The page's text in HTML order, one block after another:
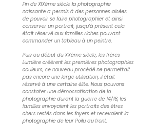
Fin de XIXème siècle la photographie
naissante a permis à des personnes aisées
de pouvoir se faire photographier et ainsi
conserver un portrait, jusqu’à présent cela
était réservé aux familles riches pouvant
commander un tableau à un peintre.
Puis au début du XXème siècle, les frères
Lumière créèrent les premières photographies
couleurs, ce nouveau procédé ne permettait
pas encore une large utilisation, il était
réservé à une certaine élite. Nous pouvons
constater une démocratisation de la
photographie durant la guerre de 14/18, les
familles envoyaient les portraits des êtres
chers restés dans les foyers et recevaient la
photographie de leur Poilu au front.